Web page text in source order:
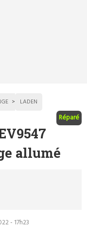
LADEN
Réparé
allumé
- 17h23